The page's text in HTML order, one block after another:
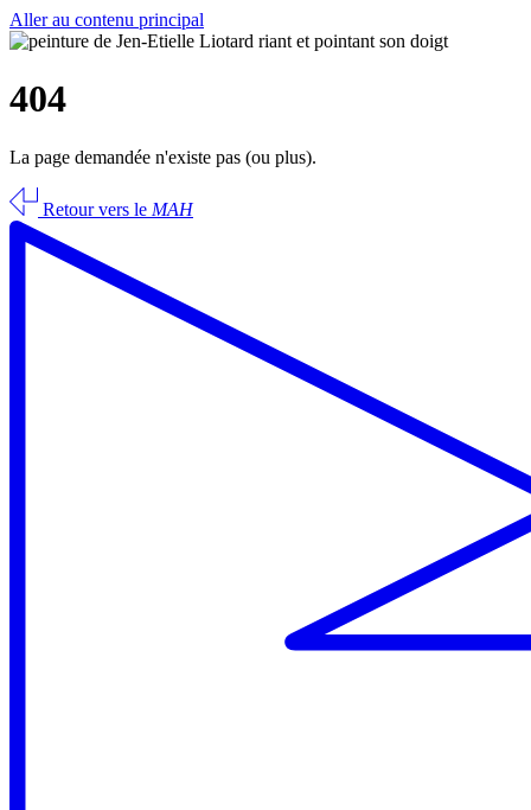
Aller au contenu principal
404
La page demandée n'existe pas (ou plus).
Retour vers le MAH